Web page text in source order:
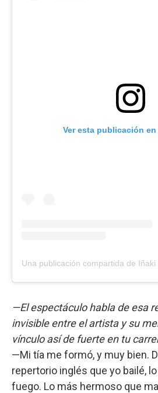
Ver esta publicación
—El espectáculo habla de esa
invisible entre el artista y su
vínculo así de fuerte en tu
—Mi tía me formó, y muy bien.
repertorio inglés que yo bailé,
fuego. Lo más hermoso que